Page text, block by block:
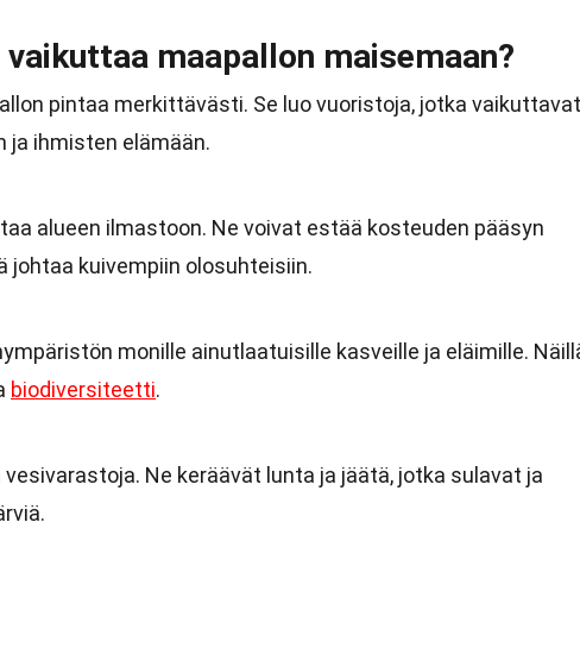
maapallon maisemaan?
pintaa merkittävästi. Se luo vuoristoja, jotka vaikuttavat
ja ihmisten elämään.
alueen ilmastoon. Ne voivat estää kosteuden pääsyn
johtaa kuivempiin olosuhteisiin.
monille ainutlaatuisille kasveille ja eläimille.
biodiversiteetti.
Ne keräävät lunta ja jäätä, jotka sulavat ja